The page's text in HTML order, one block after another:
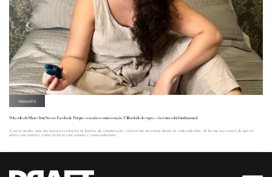
INSIGHTS
Pela volta do Share Your Sex ao Facebook. Porque sexo não é contravenção. E liberdade de expressão é um valor fundamental
A social media, uma das maiores revoluções na história da comunicação, colocou um microfone diante de cada indivíduo. Só há um risco maior do que ter
aberto essa porteira: tentar fechá-la com censura e conservadorismo.